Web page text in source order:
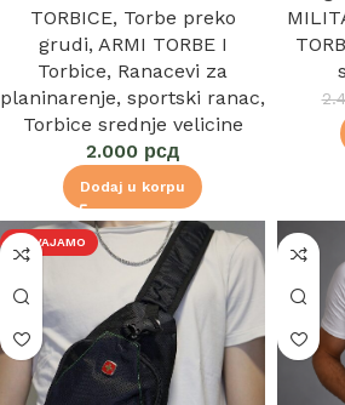
TORBICE, Torbe preko
grudi, ARMI TORBE I
Torbice, Ranacevi za
planinarenje, sportski ranac,
Torbice srednje velicine
2.000 рсд
Dodaj u korpu
IZDVAJAMO